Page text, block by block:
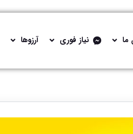
ما نیاز فوری آرزوها